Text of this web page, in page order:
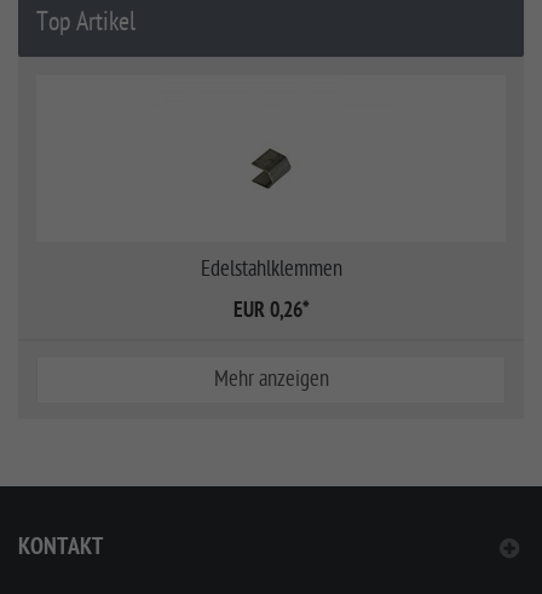
Top Artikel
Edelstahlklemmen
EUR 0,26*
Mehr anzeigen
KONTAKT